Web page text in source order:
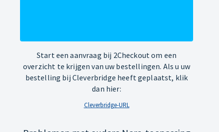
Start een aanvraag bij 2Checkout om een
overzicht te krijgen van uw bestellingen. Als u uw
bestelling bij Cleverbridge heeft geplaatst, klik
dan hier:
Cleverbridge-URL